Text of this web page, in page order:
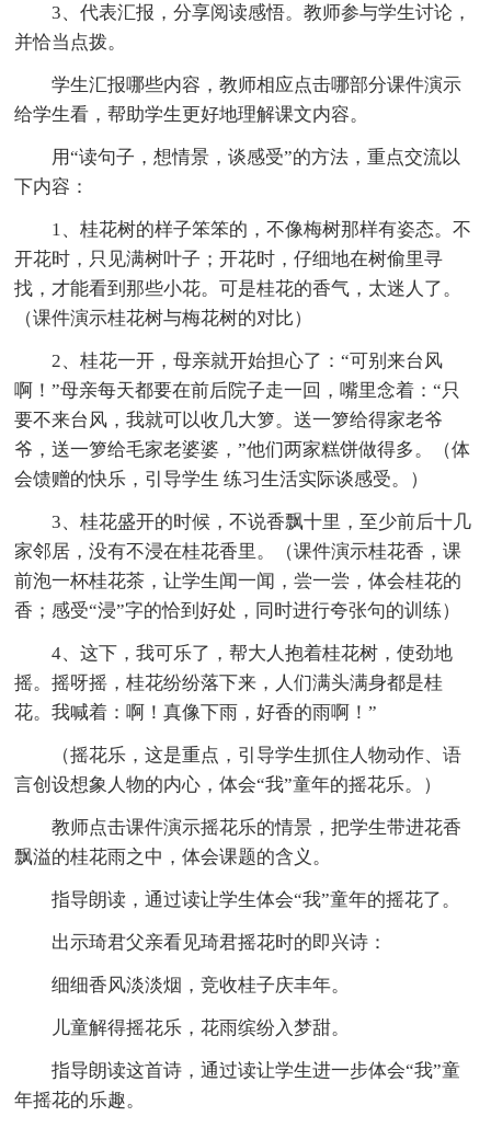
3、代表汇报，分享阅读感悟。教师参与学生讨论，
并恰当点拨。
学生汇报哪些内容，教师相应点击哪部分课件演示
给学生看，帮助学生更好地理解课文内容。
用“读句子，想情景，谈感受”的方法，重点交流以
下内容：
1、桂花树的样子笨笨的，不像梅树那样有姿态。不
开花时，只见满树叶子；开花时，仔细地在树偷里寻
找，才能看到那些小花。可是桂花的香气，太迷人了。
（课件演示桂花树与梅花树的对比）
2、桂花一开，母亲就开始担心了：“可别来台风
啊！”母亲每天都要在前后院子走一回，嘴里念着：“只
要不来台风，我就可以收几大箩。送一箩给得家老爷
爷，送一箩给毛家老婆婆，”他们两家糕饼做得多。（体
会馈赠的快乐，引导学生 练习生活实际谈感受。）
3、桂花盛开的时候，不说香飘十里，至少前后十几
家邻居，没有不浸在桂花香里。（课件演示桂花香，课
前泡一杯桂花茶，让学生闻一闻，尝一尝，体会桂花的
香；感受“浸”字的恰到好处，同时进行夸张句的训练）
4、这下，我可乐了，帮大人抱着桂花树，使劲地
摇。摇呀摇，桂花纷纷落下来，人们满头满身都是桂
花。我喊着：啊！真像下雨，好香的雨啊！”
（摇花乐，这是重点，引导学生抓住人物动作、语
言创设想象人物的内心，体会“我”童年的摇花乐。）
教师点击课件演示摇花乐的情景，把学生带进花香
飘溢的桂花雨之中，体会课题的含义。
指导朗读，通过读让学生体会“我”童年的摇花了。
出示琦君父亲看见琦君摇花时的即兴诗：
细细香风淡淡烟，竞收桂子庆丰年。
儿童解得摇花乐，花雨缤纷入梦甜。
指导朗读这首诗，通过读让学生进一步体会“我”童
年摇花的乐趣。